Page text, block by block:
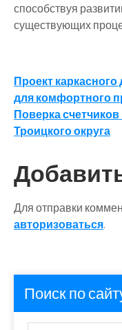
способствуя
существующих
по
записям
Проект
для комфортного
Поверка
Троицкого округа
Для отправки
авторизоваться.
Поиск по